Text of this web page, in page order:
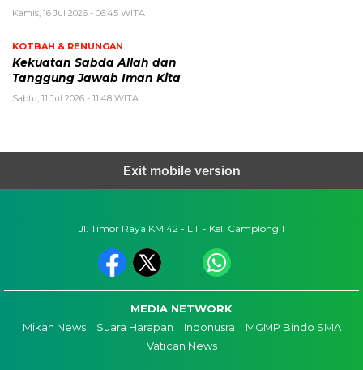
Kamis, 16 Jul 2026 - 06:45 WITA
KOTBAH & RENUNGAN
Kekuatan Sabda Allah dan
Tanggung Jawab Iman Kita
Sabtu, 11 Jul 2026 - 11:48 WITA
Exit mobile version
Jl. Timor Raya KM 42 - Lili - Kel. Camplong 1
MEDIA NETWORK
Mikan News
Suara Harapan Indonusra
MGMP Bindo SMA
Vatican News